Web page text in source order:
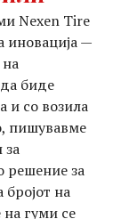
Nexen Tire
иновација —
биде
и со возила
пишувавме
за
решение за
бројот на
гуми се